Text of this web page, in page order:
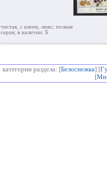
чистая, с клеем, люкс; полная
серия; в наличии: 5
категории раздела: [Белоснежка] [
[